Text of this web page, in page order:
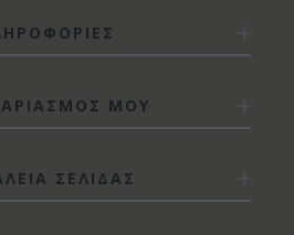
ΜΟΥ
ΣΕΛΙΔΑΣ